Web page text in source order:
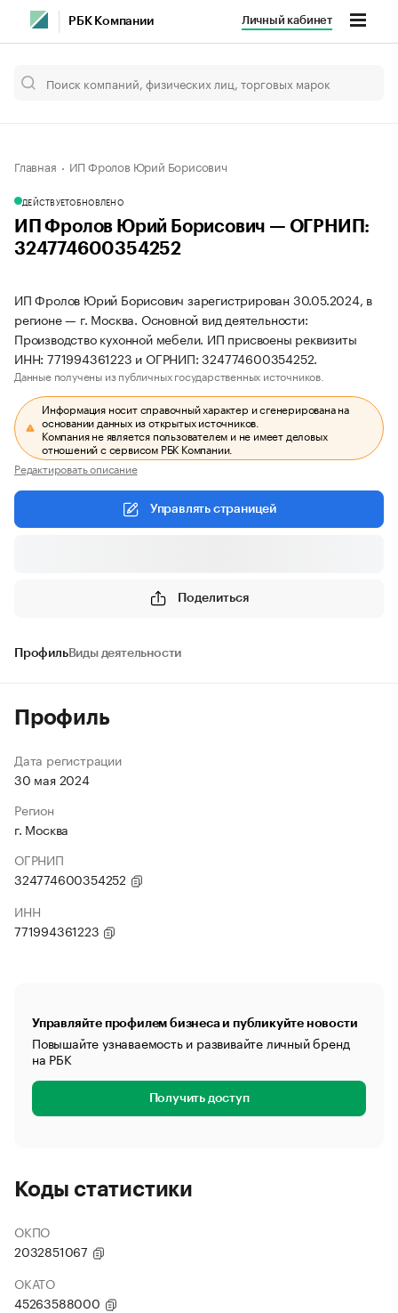
РБК Компании Личный кабинет
Главная ИП Фролов Юрий Борисович
ДЕЙСТВУЕТОБНОВЛЕНО
ИП Фролов Юрий Борисович — ОГРНИП:
324774600354252
ИП Фролов Юрий Борисович зарегистрирован 30.05.2024, в
регионе — г. Москва. Основной вид деятельности:
Производство кухонной мебели. ИП присвоены реквизиты
ИНН: 771994361223 и ОГРНИП: 324774600354252.
Данные получены из публичных государственных источников.
Информация носит справочный характер и сгенерирована на
основании данных из открытых источников.
Компания не является пользователем и не имеет деловых
отношений с сервисом РБК Компании.
Редактировать описание
Управлять страницей
Поделиться
ПрофильВиды деятельности
Профиль
Дата регистрации
30 мая 2024
Регион
г. Москва
ОГРНИП
324774600354252
ИНН
771994361223
Управляйте профилем бизнеса и публикуйте новости
Повышайте узнаваемость и развивайте личный бренд
на РБК
Получить доступ
Коды статистики
ОКПО
2032851067
ОКАТО
45263588000